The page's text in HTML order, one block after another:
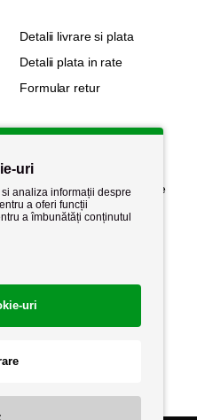
Detalii livrare si plata
Detalii plata in rate
Formular retur
Politica de confidențialitate
Politica de retur
uri
analiza informații despre
a oferi funcții
a îmbunătăți conținutul
uri